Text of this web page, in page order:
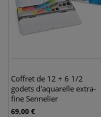
Coffret de 12 + 6 1/2
godets d'aquarelle extra-
fine Sennelier
69,00 €